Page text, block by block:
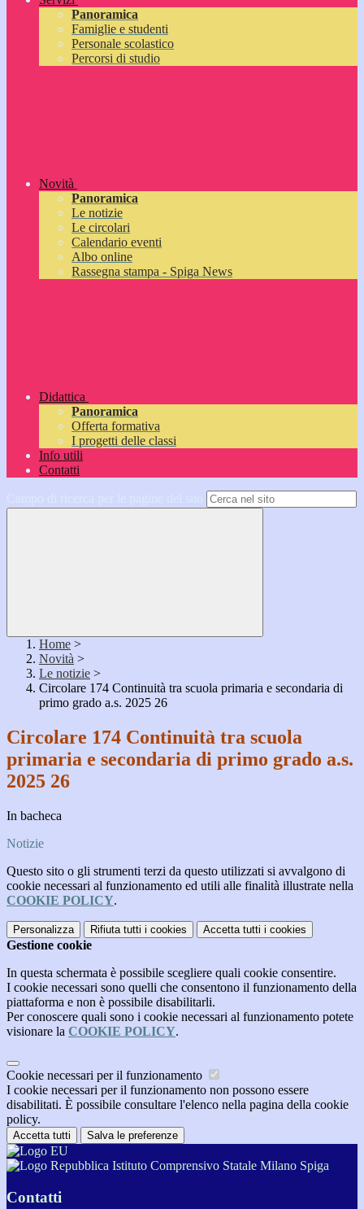
Panoramica
Famiglie e studenti
Personale scolastico
Percorsi di studio
Novità
Panoramica
Le notizie
Le circolari
Calendario eventi
Albo online
Rassegna stampa - Spiga News
Didattica
Panoramica
Offerta formativa
I progetti delle classi
Info utili
Contatti
Home >
Novità >
Le notizie >
Circolare 174 Continuità tra scuola primaria e secondaria di
primo grado a.s. 2025 26
Circolare 174 Continuità tra scuola
primaria e secondaria di primo grado a.s.
2025 26
In bacheca
Notizie
Questo sito o gli strumenti terzi da questo utilizzati si avvalgono di
cookie necessari al funzionamento ed utili alle finalità illustrate nella
COOKIE POLICY.
Personalizza Rifiuta tutti i cookies Accetta tutti i cookies
Gestione cookie
In questa schermata è possibile scegliere quali cookie consentire.
I cookie necessari sono quelli che consentono il funzionamento della
piattaforma e non è possibile disabilitarli.
Per conoscere quali sono i cookie necessari al funzionamento potete
visionare la COOKIE POLICY.
Cookie necessari per il funzionamento
I cookie necessari per il funzionamento non possono essere
disabilitati. È possibile consultare l'elenco nella pagina della cookie
policy.
Accetta tutti Salva le preferenze
Istituto Comprensivo Statale Milano Spiga
Contatti